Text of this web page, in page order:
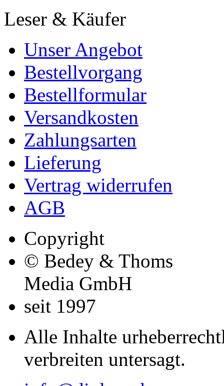
Leser & Käufer
Unser Angebot
Bestellvorgang
Bestellformular
Versandkosten
Zahlungsarten
Lieferung
Vertrag widerrufen
AGB
Copyright
© Bedey & Thoms
Media GmbH
seit 1997
Alle Inhalte
verbreiten untersagt.